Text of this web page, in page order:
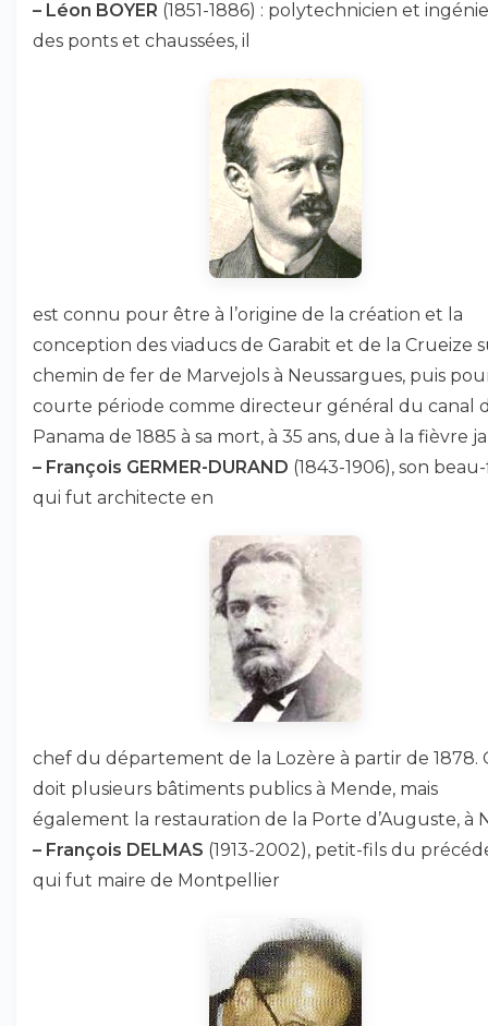
– Léon BOYER (1851-1886) : polytechnicien et
des ponts et chaussées, il
est connu pour être à l’origine de la création et la
conception des viaducs de Garabit et de la Crueize
chemin de fer de Marvejols à Neussargues, puis
courte période comme directeur général du canal
Panama de 1885 à sa mort, à 35 ans, due à la fièvre
– François GERMER-DURAND (1843-1906), son
qui fut architecte en
chef du département de la Lozère à partir de 1878.
doit plusieurs bâtiments publics à Mende, mais
également la restauration de la Porte d’Auguste, à
– François DELMAS (1913-2002), petit-fils du
qui fut maire de Montpellier